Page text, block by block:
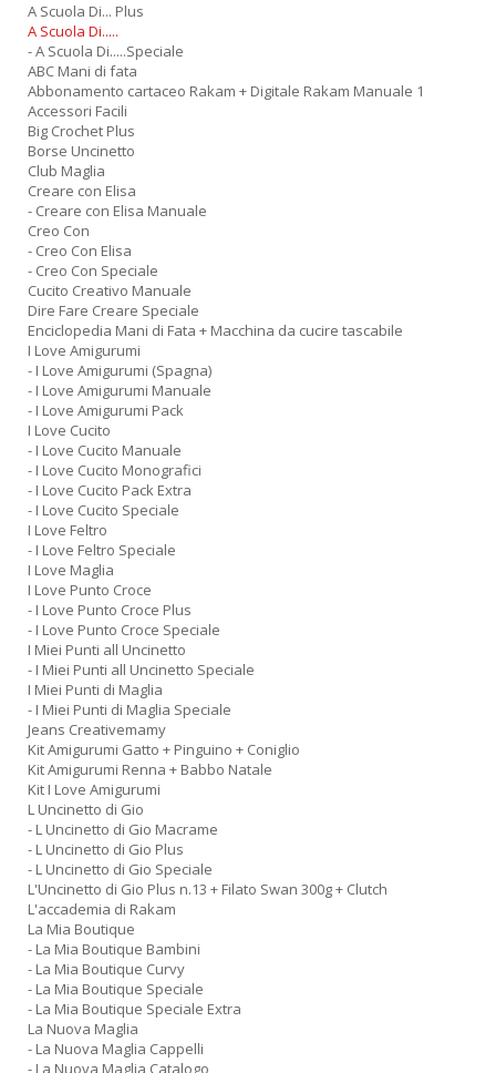
A Scuola Di... Plus
A Scuola Di.....
- A Scuola Di.....Speciale
ABC Mani di fata
Abbonamento cartaceo Rakam + Digitale Rakam Manuale 1
Accessori Facili
Big Crochet Plus
Borse Uncinetto
Club Maglia
Creare con Elisa
- Creare con Elisa Manuale
Creo Con
- Creo Con Elisa
- Creo Con Speciale
Cucito Creativo Manuale
Dire Fare Creare Speciale
Enciclopedia Mani di Fata + Macchina da cucire tascabile
I Love Amigurumi
- I Love Amigurumi (Spagna)
- I Love Amigurumi Manuale
- I Love Amigurumi Pack
I Love Cucito
- I Love Cucito Manuale
- I Love Cucito Monografici
- I Love Cucito Pack Extra
- I Love Cucito Speciale
I Love Feltro
- I Love Feltro Speciale
I Love Maglia
I Love Punto Croce
- I Love Punto Croce Plus
- I Love Punto Croce Speciale
I Miei Punti all Uncinetto
- I Miei Punti all Uncinetto Speciale
I Miei Punti di Maglia
- I Miei Punti di Maglia Speciale
Jeans Creativemamy
Kit Amigurumi Gatto + Pinguino + Coniglio
Kit Amigurumi Renna + Babbo Natale
Kit I Love Amigurumi
L Uncinetto di Gio
- L Uncinetto di Gio Macrame
- L Uncinetto di Gio Plus
- L Uncinetto di Gio Speciale
L'Uncinetto di Gio Plus n.13 + Filato Swan 300g + Clutch
L'accademia di Rakam
La Mia Boutique
- La Mia Boutique Bambini
- La Mia Boutique Curvy
- La Mia Boutique Speciale
- La Mia Boutique Speciale Extra
La Nuova Maglia
- La Nuova Maglia Cappelli
- La Nuova Maglia Catalogo